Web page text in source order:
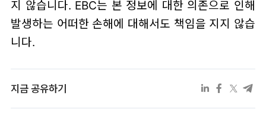
지 않습니다. EBC는 본 정보에 대한 의존으로 인해
발생하는 어떠한 손해에 대해서도 책임을 지지 않습
니다.
지금 공유하기